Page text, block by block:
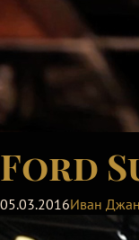
Ford
05.03.2016Иван